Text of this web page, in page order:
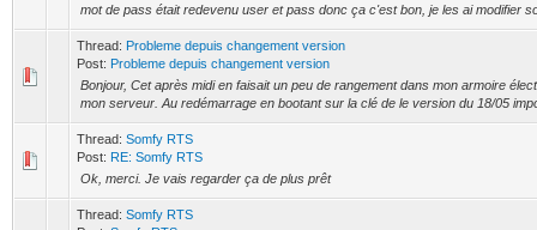
mot de pass était redevenu user et pass donc ça c'est bon, je les ai modifier
Thread: Probleme depuis changement version
Post: Probleme depuis changement version
Bonjour, Cet après midi en faisait un peu de rangement dans mon armoire
mon serveur. Au redémarrage en bootant sur la clé de le version du 18/05
Thread: Somfy RTS
Post: RE: Somfy RTS
Ok, merci. Je vais regarder ça de plus prêt
Thread: Somfy RTS